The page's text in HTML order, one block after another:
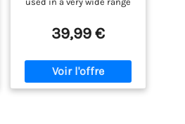
perfect choice for
improving your
body strength without
putting unnecessary
strain on the spine.
39,99 €